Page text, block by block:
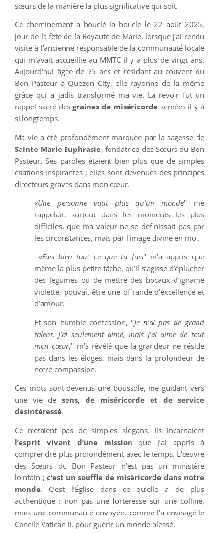
sœurs de la manière la plus significative qui soit.
Ce cheminement a bouclé la boucle le 22 août 2025,
jour de la fête de la Royauté de Marie, lorsque j'ai rendu
visite à l'ancienne responsable de la communauté locale
qui m'avait accueillie au MMTC il y a plus de vingt ans.
Aujourd'hui âgée de 95 ans et résidant au couvent du
Bon Pasteur à Quezon City, elle rayonne de la même
grâce qui a jadis transformé ma vie. La revoir fut un
rappel sacré desgraines de miséricordesemées il y a
si longtemps.
Ma vie a été profondément marquée par la sagesse de
Sainte Marie Euphrasie, fondatrice des Sœurs du Bon
Pasteur. Ses paroles étaient bien plus que de simples
citations inspirantes ; elles sont devenues des principes
directeurs gravés dans mon cœur.
«Une personne vaut plus qu’un monde'' me
rappelait, surtout dans les moments les plus
difficiles, que ma valeur ne se définissait pas par
les circonstances, mais par l'image divine en moi.
«Fais bien tout ce que tu fais'' m’a appris que
même la plus petite tâche, qu’il s’agisse d’éplucher
des légumes ou de mettre des bocaux d’igname
violette, pouvait être une offrande d’excellence et
d’amour.
Et son humble confession, ''Je n’ai pas de grand
talent. J’ai seulement aimé, mais j’ai aimé de tout
mon cœur,'' m’a révélé que la grandeur ne réside
pas dans les éloges, mais dans la profondeur de
notre compassion.
Ces mots sont devenus une boussole, me guidant vers
une vie desens, de miséricorde et de service
désintéressé.
Ce n’étaient pas de simples slogans. Ils incarnaient
l’esprit vivant d’une mission que j’ai appris à
comprendre plus profondément avec le temps. L’œuvre
des Sœurs du Bon Pasteur n’est pas un ministère
lointain ; c’est un souffle de miséricorde dans notre
monde. C’est l’Église dans ce qu’elle a de plus
authentique : non pas une forteresse sur une colline,
mais une communauté envoyée, comme l’a envisagé le
Concile Vatican II, pour guérir un monde blessé.